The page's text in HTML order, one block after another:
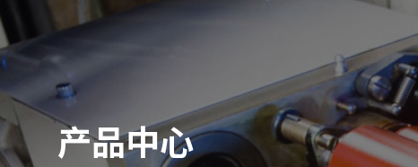
产品中心